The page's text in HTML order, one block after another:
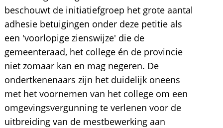
beschouwt de initiatiefgroep het grote aantal
adhesie betuigingen onder deze petitie als
een 'voorlopige zienswijze' die de
gemeenteraad, het college én de provincie
niet zomaar kan en mag negeren. De
ondertkenenaars zijn het duidelijk oneens
met het voornemen van het college om een
omgevingsvergunning te verlenen voor de
uitbreiding van de mestbewerking aan